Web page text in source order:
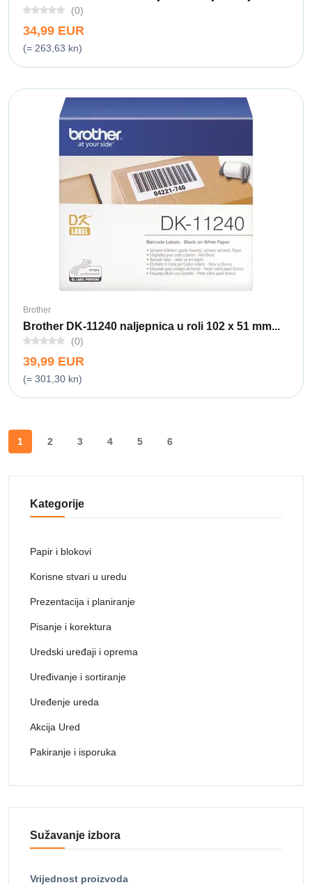
(0)
34,99 EUR
(= 263,63 kn)
Brother
Brother DK-11240 naljepnica u roli 102 x 51 mm...
(0)
39,99 EUR
(= 301,30 kn)
1 2 3 4 5 6
Kategorije
Papir i blokovi
Korisne stvari u uredu
Prezentacija i planiranje
Pisanje i korektura
Uredski uređaji i oprema
Uređivanje i sortiranje
Uređenje ureda
Akcija Ured
Pakiranje i isporuka
Sužavanje izbora
Vrijednost proizvoda